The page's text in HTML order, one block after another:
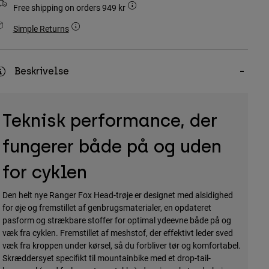
Free shipping on orders 949 kr
Simple Returns
Beskrivelse
Teknisk performance, der
fungerer både på og uden
for cyklen
Den helt nye Ranger Fox Head-trøje er designet med alsidighed
for øje og fremstillet af genbrugsmaterialer, en opdateret
pasform og strækbare stoffer for optimal ydeevne både på og
væk fra cyklen. Fremstillet af meshstof, der effektivt leder sved
væk fra kroppen under kørsel, så du forbliver tør og komfortabel.
Skræddersyet specifikt til mountainbike med et drop-tail-